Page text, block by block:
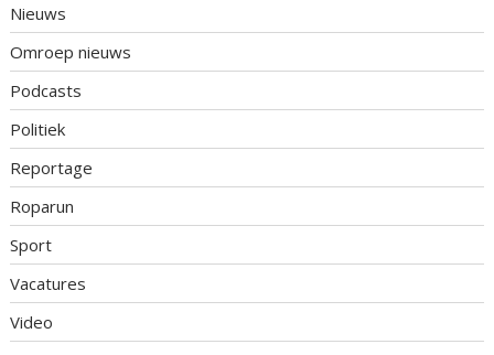
Nieuws
Omroep nieuws
Podcasts
Politiek
Reportage
Roparun
Sport
Vacatures
Video